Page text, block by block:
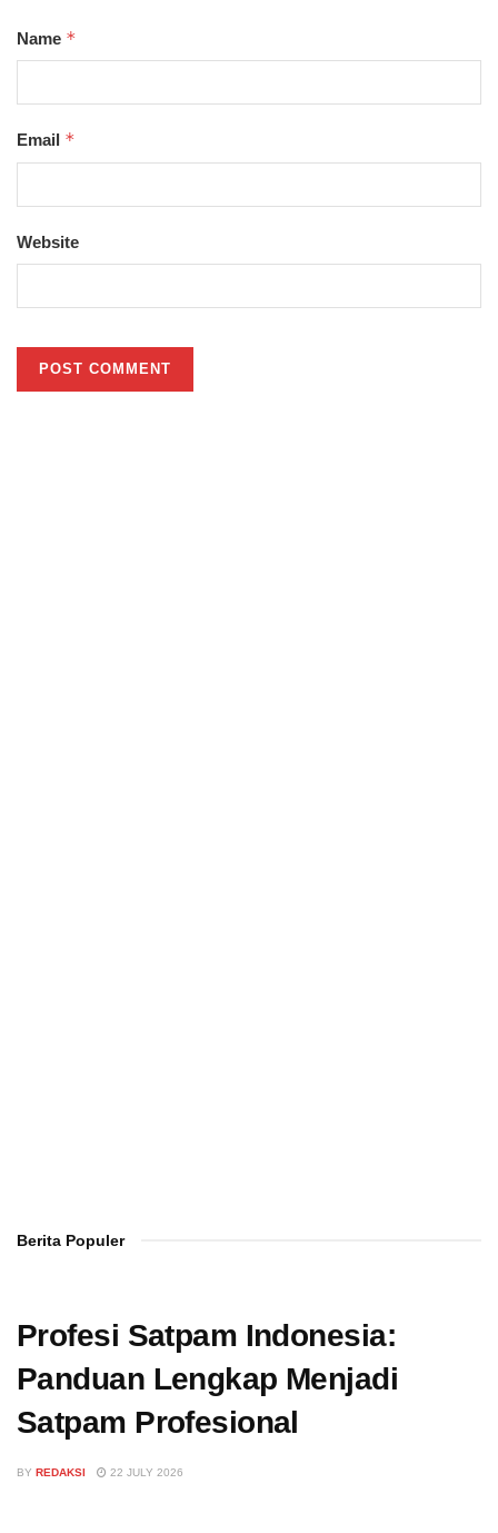
Name *
Email *
Website
Berita Populer
Profesi Satpam Indonesia:
Panduan Lengkap Menjadi
Satpam Profesional
BY REDAKSI 22 JULY 2026